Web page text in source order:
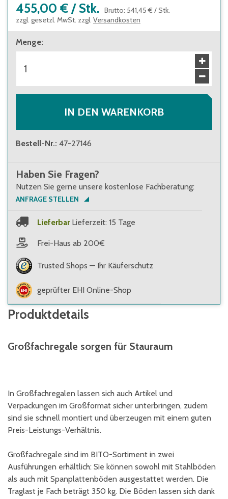
455,00 € / Stk. Brutto: 541,45 € /Stk.
zzgl. gesetzl. MwSt. zzgl. Versandkosten
Menge:
IN DEN WARENKORB
Bestell-Nr.: 47-27146
Haben Sie Fragen?
Nutzen Sie gerne unsere kostenlose Fachberatung:
ANFRAGE STELLEN
Lieferbar Lieferzeit: 15 Tage
Frei-Haus ab 200€
Trusted Shops — Ihr Käuferschutz
geprüfter EHI Online-Shop
Produktdetails
Großfachregale sorgen für Stauraum
In Großfachregalen lassen sich auch Artikel und
Verpackungen im Großformat sicher unterbringen, zudem
sind sie schnell montiert und überzeugen mit einem guten
Preis-Leistungs-Verhältnis.
Großfachregale sind im BITO-Sortiment in zwei
Ausführungen erhältlich: Sie können sowohl mit Stahlböden
als auch mit Spanplattenböden ausgestattet werden. Die
Traglast je Fach beträgt 350 kg. Die Böden lassen sich dank